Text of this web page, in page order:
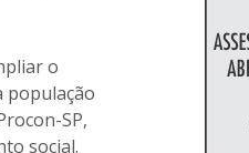
o
população
SP,
social.